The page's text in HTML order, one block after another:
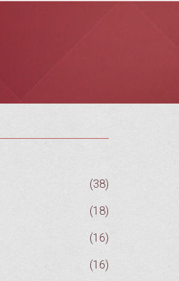
(38)
(18)
(16)
(16)